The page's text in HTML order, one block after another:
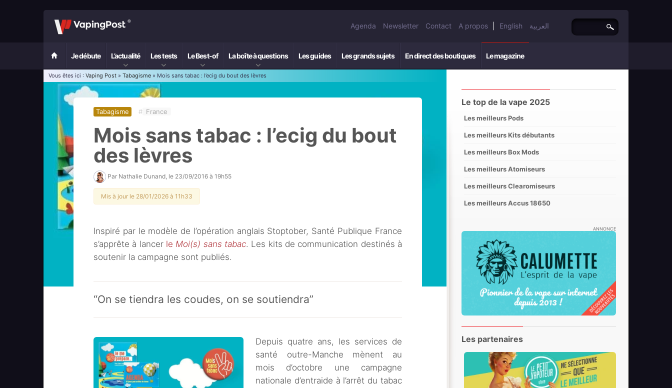
Agenda Newsletter Contact A propos English العربية
Je débute L’actualité Les tests Le Best-of La boîte à questions Les guides Les grands sujets En direct des boutiques Le magazine
Vous êtes ici : Vaping Post » Tabagisme » Mois sans tabac : l’ecig du bout des lèvres
Tabagisme # France
Mois sans tabac : l’ecig du bout
des lèvres
Par Nathalie Dunand , le 23/09/2016 à 19h55
Mis à jour le 28/01/2026 à 11h33
Inspiré par le modèle de l’opération anglais Stoptober, Santé Publique France
s’apprête à lancer le Moi(s) sans tabac. Les kits de communication destinés à
soutenir la campagne sont publiés.
“On se tiendra les coudes, on se soutiendra”
Depuis quatre ans, les services de
santé outre-Manche mènent au
mois d’octobre une campagne
nationale d’entraide à l’arrêt du tabac
Le top de la vape 2025
Les meilleurs Pods
Les meilleurs Kits débutants
Les meilleurs Box Mods
Les meilleurs Atomiseurs
Les meilleurs Clearomiseurs
Les meilleurs Accus 18650
ANNONCE
Les partenaires